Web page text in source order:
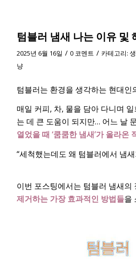
텀블러 냄새 나는 이유 및
2025년 6월 16일 / 0 코멘트 / 카테고리:
냥
텀블러는 환경을 생각하는 현대인
매일 커피, 차, 물을 담아 다니며
는 데 큰 도움이 되지만… 어느 날
열었을 때 ‘쿰쿰한 냄새’가 올라온
“세척했는데도 왜 텀블러에서 냄
이번 포스팅에서는 텀블러 냄새의
제거하는 가장 효과적인 방법들을